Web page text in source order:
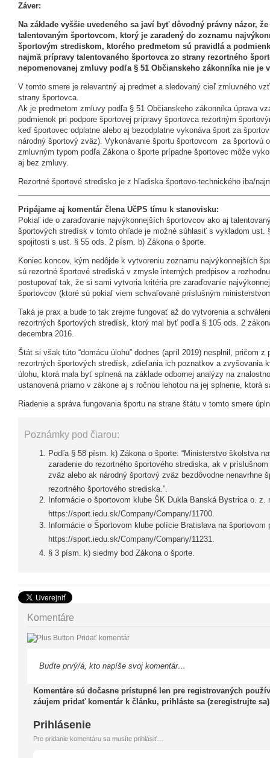
Záver:
Na základe vyššie uvedeného sa javí byť dôvodný právny názor,
talentovaným športovcom, ktorý je zaradený do zoznamu
športovým strediskom, ktorého predmetom sú pravidlá a
najmä prípravy talentovaného športovca zo strany rezortného
nepomenovanej zmluvy podľa § 51 Občianskeho zákonníka nie je
V tomto smere je relevantný aj predmet a sledovaný cieľ zmluvného
strany športovca.
Ak je predmetom zmluvy podľa § 51 Občianskeho zákonníka úprava
podmienok pri podpore športovej prípravy športovca rezortným
keď športovec odplatne alebo aj bezodplatne vykonáva šport za
národný športový zväz). Vykonávanie športu športovcom za športovú
zmluvným typom podľa Zákona o športe prípadne športovec môže
aj bez zmluvy.
Rezortné športové stredisko je z hľadiska športovo-technického iba/
Pripájame aj komentár člena UčPS tímu k stanovisku:
Pokiaľ ide o zaraďovanie najvýkonnejších športovcov ako aj
športových stredísk v tomto ohľade je možné súhlasiť s vykladom ust.
spojitosti s ust. § 55 ods. 2 písm. b) Zákona o športe.
Koniec koncov, kým nedôjde k vytvoreniu zoznamu najvýkonnejších
sú rezortné športové strediská v zmysle interných predpisov a
postupovať tak, že si sami vytvoria kritéria pre zaraďovanie
športovcov (ktoré sú pokiaľ viem schvaľované príslušným
Taká je prax a bude to tak zrejme fungovať až do vytvorenia a
rezortných športových stredísk, ktorý mal byť podľa § 105 ods. 2
decembra 2016.
Štát si však túto “domácu úlohu” dodnes (apríl 2019) nesplnil, pričom z
rezortných športových stredísk, zdieľania ich poznatkov a zvyšovania
úlohu, ktorá mala byť splnená na základe odbornej analýzy na
ustanovená priamo v zákone aj s ročnou lehotou na jej splnenie, ktorá
Riadenie a správa fungovania športu na strane štátu v tomto smere
Poznámky pod čiarou:
Podľa § 58 písm. k) Zákona o športe: “Ministerstvo školstva
zaradenie do rezortného športového strediska, ak v
zväz alebo ak národný športový zväz bezdôvodne nenavrhne
rezortného športového strediska.”.
Informácie o športovom klube ŠK Dukla Banská Bystrica o.
https://sport.iedu.sk/Company/Company/11700.
Informácie o Športovom klube polície Bratislava na športovom
https://sport.iedu.sk/Company/Company/11231.
§ 3 písm. k) siedmy bod Zákona o športe.
Komentáre
Pridať komentár
Buďte prvý/á, kto napíše svoj komentár…
Komentáre sú dočasne prístupné len pre registrovaných
záujem pridať komentár k článku, prihláste sa (zeregistrujte
Prihlásenie
Pre pridanie komentáru sa musíte prihlásiť…